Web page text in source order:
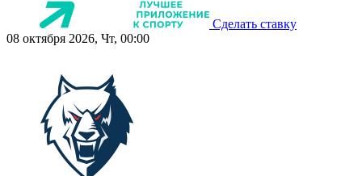
Сделать ставку
08 октября 2026, Чт, 00:00